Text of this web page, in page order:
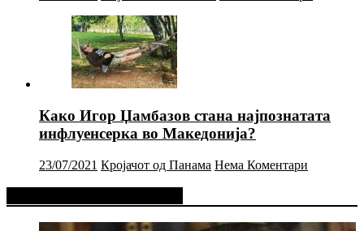
Како Игор Џамбазов стана најпознатата
инфлуенсерка во Македонија?
23/07/2021 Кројачот од Панама Нема Коментари